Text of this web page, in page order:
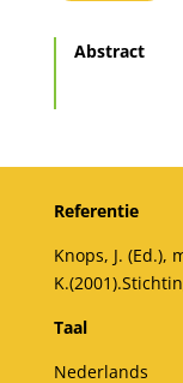
Abstract
Referentie
Knops, J. (Ed.),
Taal
Nederlands